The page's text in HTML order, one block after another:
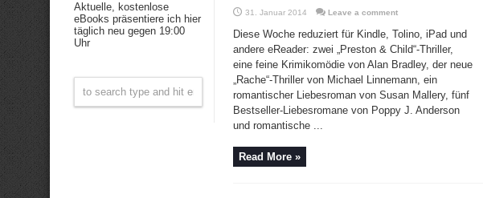
31. Januar 2014 Leave a comment
Diese Woche reduziert für Kindle, Tolino, iPad und
andere eReader: zwei „Preston & Child“-Thriller,
eine feine Krimikomödie von Alan Bradley, der neue
„Rache“-Thriller von Michael Linnemann, ein
romantischer Liebesroman von Susan Mallery, fünf
Bestseller-Liebesromane von Poppy J. Anderson
und romantische ...
Read More »
Aktuelle, kostenlose
eBooks präsentiere ich hier
täglich neu gegen 19:00
Uhr